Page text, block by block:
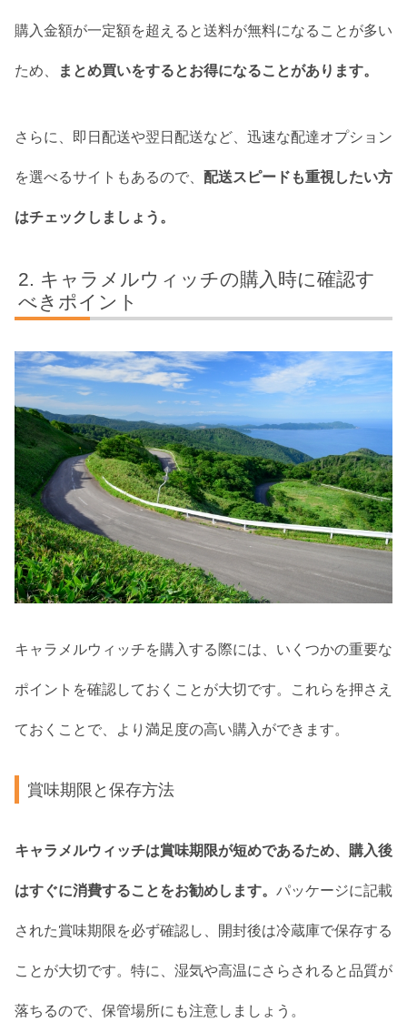
購入金額が一定額を超えると送料が無料になることが多い
ため、 まとめ買いをするとお得になることがあります。
さらに、即日配送や翌日配送など、迅速な配達オプション
を選べるサイトもあるので、 配送スピードも重視したい方
はチェックしましょう。
キャラメルウィッチの購入時に確認す
べきポイント
キャラメルウィッチを購入する際には、いくつかの重要な
ポイントを確認しておくことが大切です。これらを押さえ
ておくことで、より満足度の高い購入ができます。
賞味期限と保存方法
キャラメルウィッチは賞味期限が短めであるため、購入後
はすぐに消費することをお勧めします。 パッケージに記載
された賞味期限を必ず確認し、開封後は冷蔵庫で保存する
ことが大切です。特に、湿気や高温にさらされると品質が
落ちるので、保管場所にも注意しましょう。